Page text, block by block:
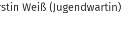
Weiß (Jugendwartin)